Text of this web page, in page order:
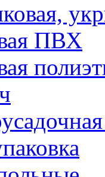
ПВХ